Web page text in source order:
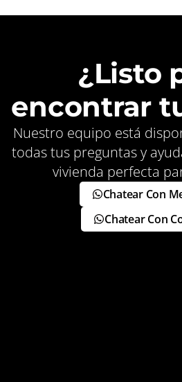
¿Listo
encontrar
Nuestro equipo está
todas tus preguntas y
vivienda perfecta
Chatear Con
Chatear Con